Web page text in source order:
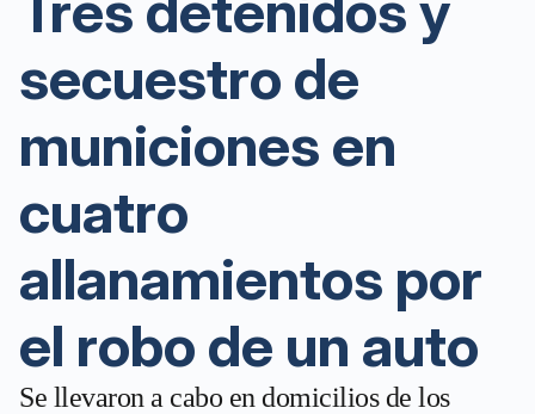
secuestro de
municiones en
cuatro
allanamientos por
el robo de un auto
Se llevaron a cabo en domicilios de los